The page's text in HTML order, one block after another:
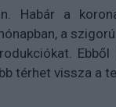
Habár a
a
térhet vissza a